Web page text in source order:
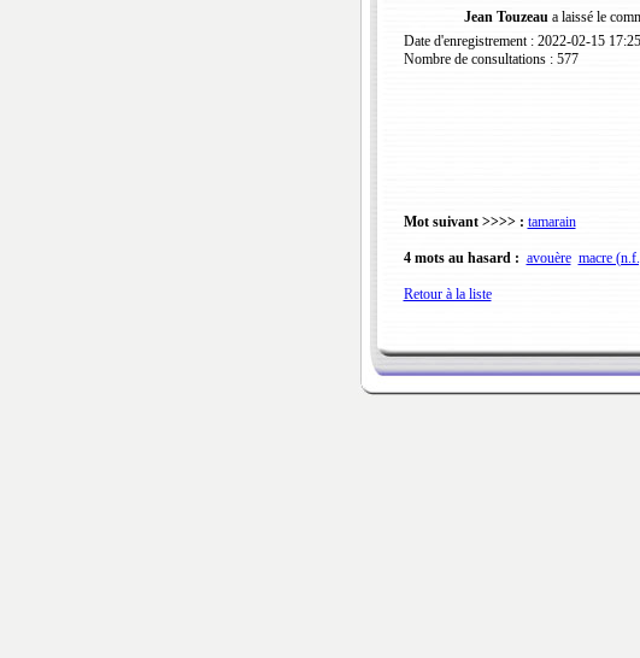
Jean Touzeaua laissé le
Date d'enregistrement : 2022-02-15
Nombre de consultations : 577
Mot suivant >>>> : tamarain
4 mots au hasard : avouère macre
Retour à la liste